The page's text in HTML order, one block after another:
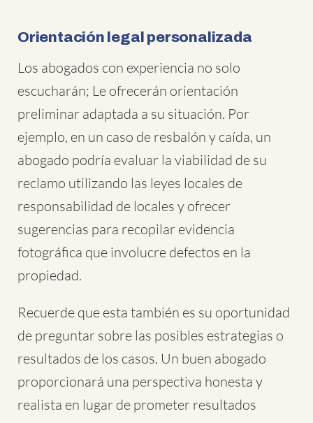
Orientación legal personalizada
Los abogados con experiencia no solo
escucharán; Le ofrecerán orientación
preliminar adaptada a su situación. Por
ejemplo, en un caso de resbalón y caída, un
abogado podría evaluar la viabilidad de su
reclamo utilizando las leyes locales de
responsabilidad de locales y ofrecer
sugerencias para recopilar evidencia
fotográfica que involucre defectos en la
propiedad.
Recuerde que esta también es su oportunidad
de preguntar sobre las posibles estrategias o
resultados de los casos. Un buen abogado
proporcionará una perspectiva honesta y
realista en lugar de prometer resultados